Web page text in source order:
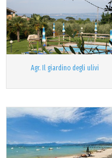
Agr. Il giardino degli ulivi